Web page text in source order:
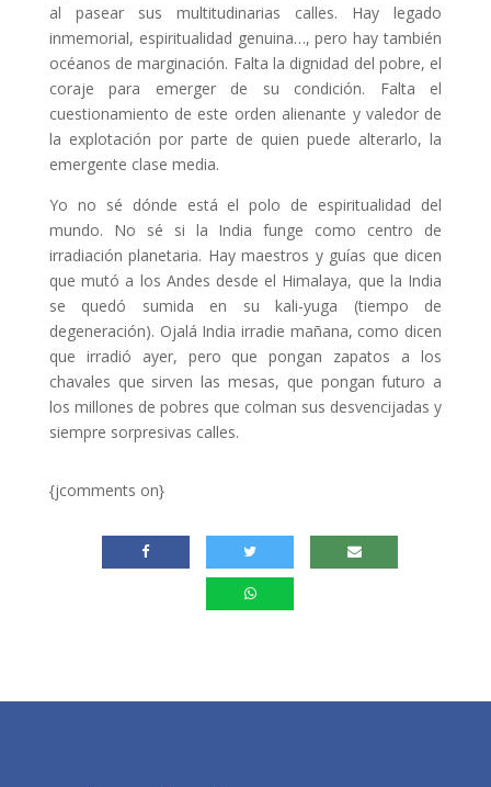
al pasear sus multitudinarias calles. Hay legado
inmemorial, espiritualidad genuina…, pero hay también
océanos de marginación. Falta la dignidad del pobre, el
coraje para emerger de su condición. Falta el
cuestionamiento de este orden alienante y valedor de
la explotación por parte de quien puede alterarlo, la
emergente clase media.
Yo no sé dónde está el polo de espiritualidad del
mundo. No sé si la India funge como centro de
irradiación planetaria. Hay maestros y guías que dicen
que mutó a los Andes desde el Himalaya, que la India
se quedó sumida en su kali-yuga (tiempo de
degeneración). Ojalá India irradie mañana, como dicen
que irradió ayer, pero que pongan zapatos a los
chavales que sirven las mesas, que pongan futuro a
los millones de pobres que colman sus desvencijadas y
siempre sorpresivas calles.
{jcomments on}